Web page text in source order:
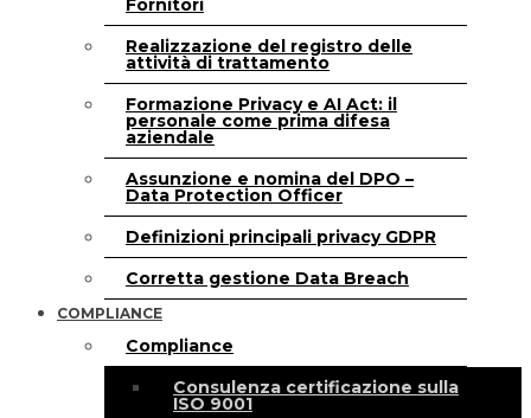
Fornitori
Realizzazione del registro delle
attività di trattamento
Formazione Privacy e AI Act: il
personale come prima difesa
aziendale
Assunzione e nomina del DPO –
Data Protection Officer
Definizioni principali privacy GDPR
Corretta gestione Data Breach
COMPLIANCE
Compliance
Consulenza certificazione sulla
ISO 9001